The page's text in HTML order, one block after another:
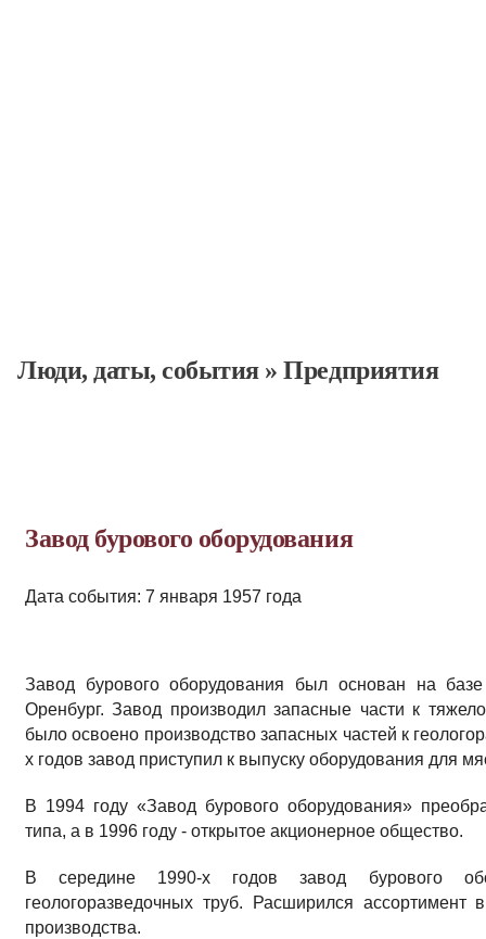
Люди, даты, cобытия»Предприятия
Завод бурового оборудования
Дата события: 7 января 1957 года
Завод бурового оборудования был основан на
Оренбург. Завод производил запасные части к
было освоено производство запасных частей к
х годов завод приступил к выпуску оборудования
В 1994 году «Завод бурового оборудования»
типа, а в 1996 году - открытое акционерное общество.
В середине 1990-х годов завод бурового
геологоразведочных труб. Расширился ассортимент
производства.